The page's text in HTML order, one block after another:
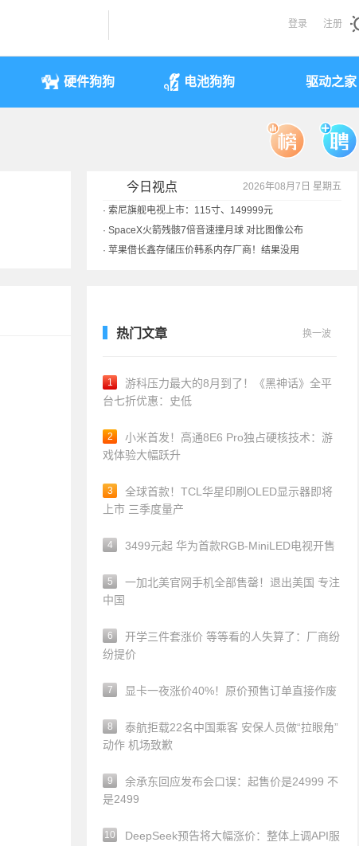
登录 注册
硬件狗狗 电池狗狗 驱动之家
今日视点 2026年08月7日 星期五
· 索尼旗舰电视上市：115寸、149999元
· SpaceX火箭残骸7倍音速撞月球 对比图像公布
· 苹果借长鑫存储压价韩系内存厂商！结果没用
热门文章 换一波
1
游科压力最大的8月到了！《黑神话》全平
台七折优惠：史低
2
小米首发！高通8E6 Pro独占硬核技术：游
戏体验大幅跃升
3
全球首款！TCL华星印刷OLED显示器即将
上市 三季度量产
4 3499元起 华为首款RGB-MiniLED电视开售
5
一加北美官网手机全部售罄！退出美国 专注
中国
6
开学三件套涨价 等等看的人失算了：厂商纷
纷提价
7 显卡一夜涨价40%！原价预售订单直接作废
8
泰航拒载22名中国乘客 安保人员做“拉眼角”
动作 机场致歉
9
余承东回应发布会口误：起售价是24999 不
是2499
10
DeepSeek预告将大幅涨价：整体上调API服